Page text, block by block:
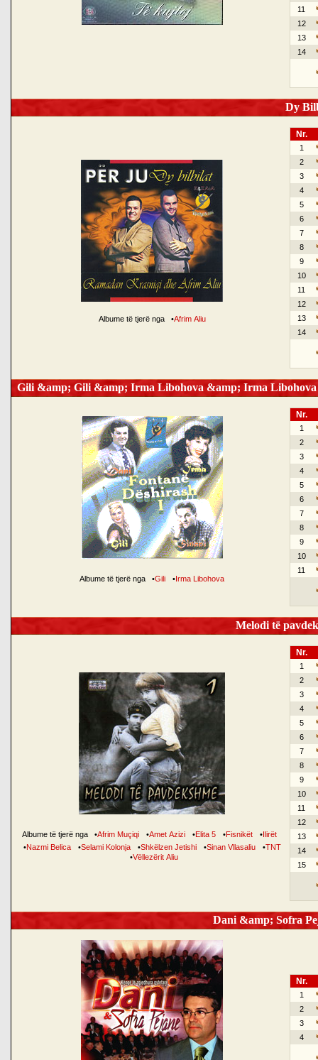
11
12
13
14
Dy
Albume të tjerë nga •Afrim Aliu
Nr.
1
2
3
4
5
6
7
8
9
10
11
12
13
14
Gili &amp; Gili &amp; Irma Libohova &amp; Irma
Albume të tjerë nga •Gili •Irma Libohova
Nr.
1
2
3
4
5
6
7
8
9
10
11
Melodi të
Albume të tjerë nga •Afrim Muçiqi •Amet Azizi •Elita 5 •Fisnikët •Ilirët
•Nazmi Belica •Selami Kolonja •Shkëlzen Jetishi •Sinan Vllasaliu •TNT
•Vëllezërit Aliu
Nr.
1
2
3
4
5
6
7
8
9
10
11
12
13
14
15
Dani &amp; Sofra
Nr.
1
2
3
4